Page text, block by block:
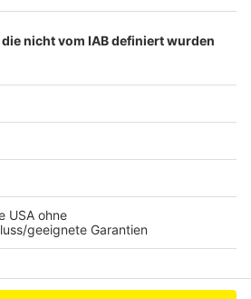
auch in Kerpen entdeckt
ab Januar 2025